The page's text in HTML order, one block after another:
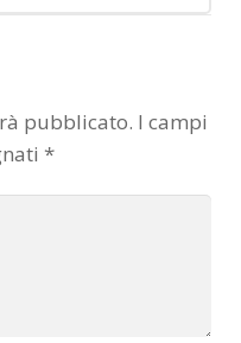
pubblicato. I campi
*